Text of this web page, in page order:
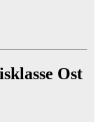
Ost